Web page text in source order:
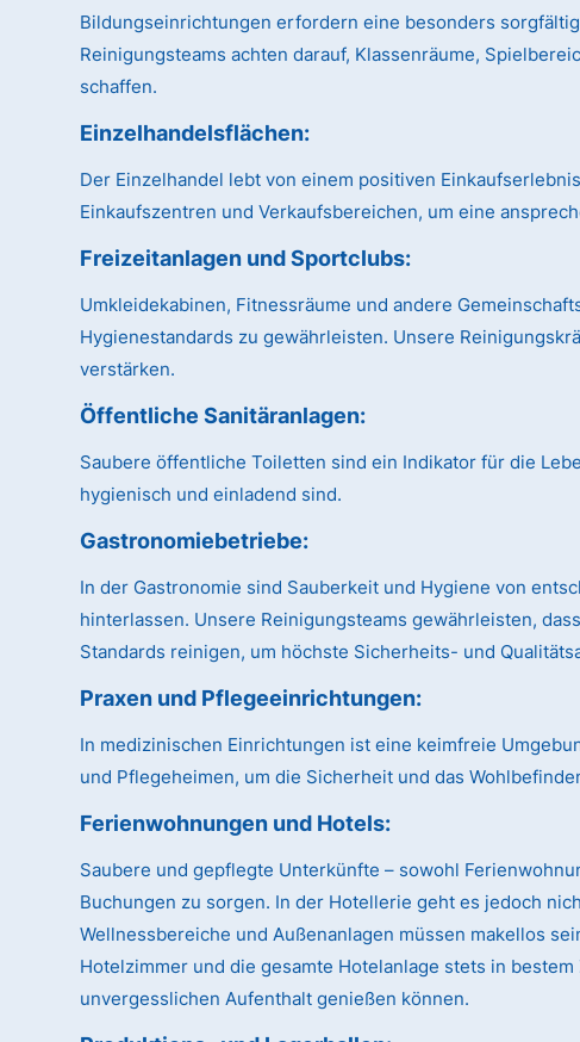
Bildungseinrichtungen erfordern eine besonders
Reinigungsteams achten darauf, Klassenräume,
schaffen.
Einzelhandelsflächen:
Der Einzelhandel lebt von einem positiven
Einkaufszentren und Verkaufsbereichen, um eine
Freizeitanlagen und Sportclubs:
Umkleidekabinen, Fitnessräume und andere
Hygienestandards zu gewährleisten. Unsere
verstärken.
Öffentliche Sanitäranlagen:
Saubere öffentliche Toiletten sind ein Indikator für die
hygienisch und einladend sind.
Gastronomiebetriebe:
In der Gastronomie sind Sauberkeit und Hygiene von
hinterlassen. Unsere Reinigungsteams gewährleisten,
Standards reinigen, um höchste Sicherheits- und
Praxen und Pflegeeinrichtungen:
In medizinischen Einrichtungen ist eine keimfreie
und Pflegeheimen, um die Sicherheit und das
Ferienwohnungen und Hotels:
Saubere und gepflegte Unterkünfte – sowohl
Buchungen zu sorgen. In der Hotellerie geht es jedoch
Wellnessbereiche und Außenanlagen müssen makellos
Hotelzimmer und die gesamte Hotelanlage stets in
unvergesslichen Aufenthalt genießen können.